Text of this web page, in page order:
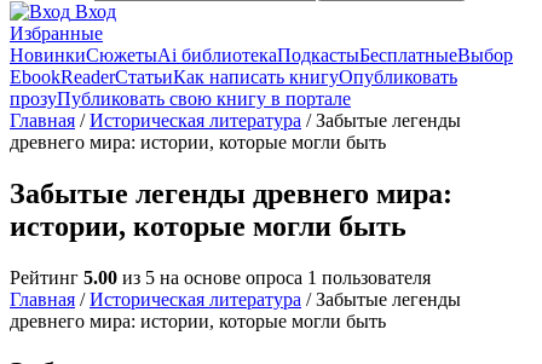
Вход
Избранные
НовинкиСюжетыAi библиотекаПодкастыБесплатныеВыбор
EbookReaderСтатьиКак написать книгуОпубликовать
прозуПубликовать свою книгу в портале
Главная /Историческая литература / Забытые легенды
древнего мира: истории, которые могли быть
Забытые легенды древнего мира:
истории, которые могли быть
Рейтинг 5.00 из 5 на основе опроса 1 пользователя
Главная /Историческая литература / Забытые легенды
древнего мира: истории, которые могли быть